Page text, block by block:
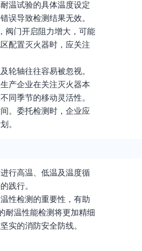
温试验的具体温度设定
误导致检测结果无效。
阀门开启阻力增大，可能
配置灭火器时，应关注
轮轴往往容易被忽视。
产企业在关注灭火器本
同季节的移动灵活性。
。委托检测时，企业应
。
行高温、低温及温度循
践行。
性检测的重要性，有助
耐温性能检测将更加精细
实的消防安全防线。